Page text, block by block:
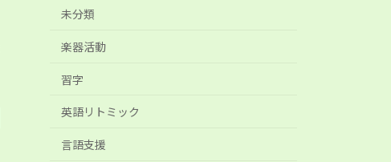
未分類
楽器活動
習字
英語リトミック
言語支援